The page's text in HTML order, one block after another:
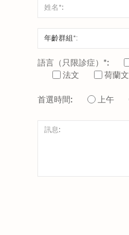
語言（只限診症）*:
法文
荷蘭文
首選時間: 上午